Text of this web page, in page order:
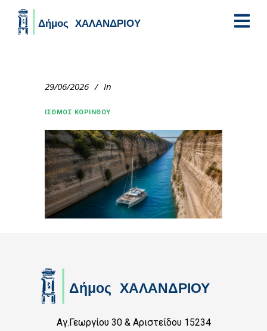
29/06/2026 In
ΙΣΘΜΟΣ ΚΟΡΙΝΘΟΥ
Αγ.Γεωργίου 30 & Αριστείδου 15234